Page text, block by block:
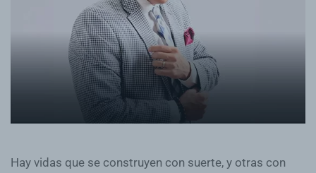
Hay vidas que se construyen con suerte, y otras con